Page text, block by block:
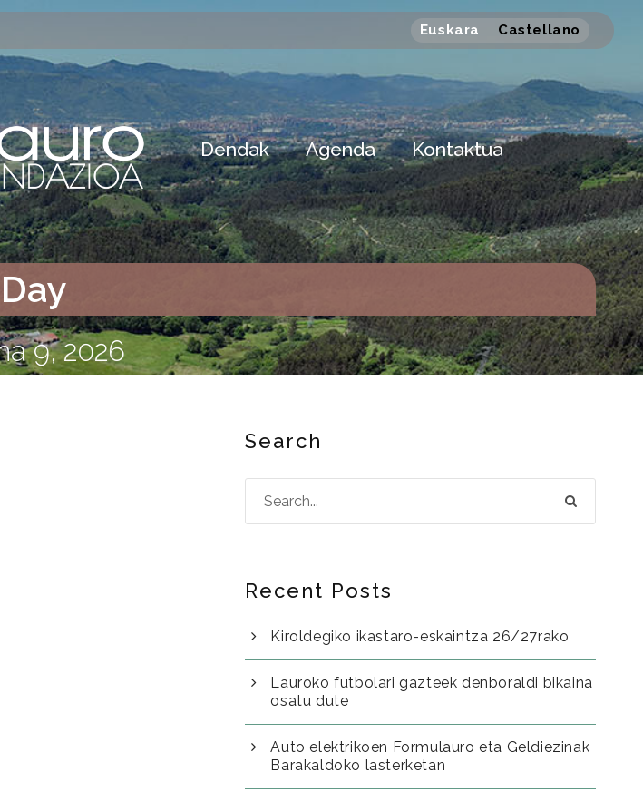
Euskara Castellano
Dendak Agenda Kontaktua
Day
9, 2026
Search
Recent Posts
Kiroldegiko ikastaro-eskaintza 26/27rako
Lauroko futbolari gazteek denboraldi bikaina
osatu dute
Auto elektrikoen Formulauro eta Geldiezinak
Barakaldoko lasterketan